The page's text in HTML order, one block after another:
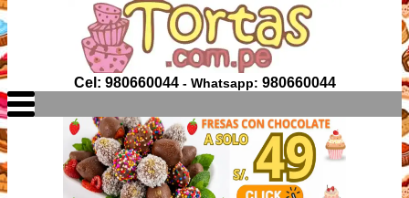
Cel: 980660044- Whatsapp: 980660044